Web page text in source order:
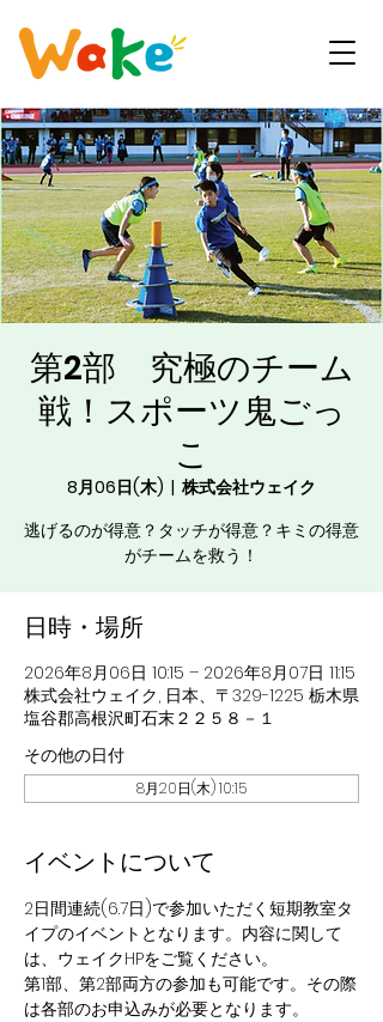
第2部 究極のチーム
戦！スポーツ鬼ごっ
こ
8月06日(木)
  |
株式会社ウェイク
逃げるのが得意？タッチが得意？キミの得意
がチームを救う！
日時・場所
2026年8月06日 10:15 – 2026年8月07日 11:15
株式会社ウェイク, 日本、〒329-1225 栃木県
塩谷郡高根沢町石末２２５８－１
その他の日付
8月20日(木) 10:15
イベントについて
2日間連続(6.7日)で参加いただく短期教室タ
イプのイベントとなります。内容に関して
は、ウェイクHPをご覧ください。
第1部、第2部両方の参加も可能です。その際
は各部のお申込みが必要となります。